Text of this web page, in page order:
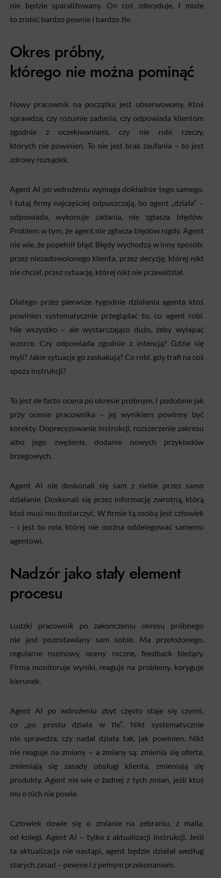
nie będzie sparaliżowany. On coś zdecyduje. I może
to zrobić bardzo pewnie i bardzo źle.
Okres próbny,
którego nie można pominąć
Nowy pracownik na początku jest obserwowany. Ktoś
sprawdza, czy rozumie zadania, czy odpowiada klientom
zgodnie z oczekiwaniami, czy nie robi rzeczy,
których nie powinien. To nie jest brak zaufania – to jest
zdrowy rozsądek.
Agent AI po wdrożeniu wymaga dokładnie tego samego.
I tutaj firmy najczęściej odpuszczają, bo agent „działa” –
odpowiada, wykonuje zadania, nie zgłasza błędów.
Problem w tym, że agent nie zgłasza błędów nigdy. Agent
nie wie, że popełnił błąd. Błędy wychodzą w inny sposób:
przez niezadowolonego klienta, przez decyzję, której nikt
nie chciał, przez sytuację, której nikt nie przewidział.
Dlatego przez pierwsze tygodnie działania agenta ktoś
powinien systematycznie przeglądać to, co agent robi.
Nie wszystko – ale wystarczająco dużo, żeby wyłapać
wzorce. Czy odpowiada zgodnie z intencją? Gdzie się
myli? Jakie sytuacje go zaskakują? Co robi, gdy trafi na coś
spoza instrukcji?
To jest de facto ocena po okresie próbnym. I podobnie jak
przy ocenie pracownika – jej wynikiem powinny być
korekty. Doprecyzowanie instrukcji, rozszerzenie zakresu
albo jego zwężenie, dodanie nowych przykładów
brzegowych.
Agent AI nie doskonali się sam z siebie przez samo
działanie. Doskonali się przez informację zwrotną, którą
ktoś musi mu dostarczyć. W firmie tą osobą jest człowiek
– i jest to rola, której nie można oddelegować samemu
agentowi.
Nadzór jako stały element
procesu
Ludzki pracownik po zakończeniu okresu próbnego
nie jest pozostawiany sam sobie. Ma przełożonego,
regularne rozmowy, oceny roczne, feedback bieżący.
Firma monitoruje wyniki, reaguje na problemy, koryguje
kierunek.
Agent AI po wdrożeniu zbyt często staje się czymś,
co „po prostu działa w tle”. Nikt systematycznie
nie sprawdza, czy nadal działa tak, jak powinien. Nikt
nie reaguje na zmiany – a zmiany są: zmienia się oferta,
zmieniają się zasady obsługi klienta, zmieniają się
produkty. Agent nie wie o żadnej z tych zmian, jeśli ktoś
mu o nich nie powie.
Człowiek dowie się o zmianie na zebraniu, z maila,
od kolegi. Agent AI – tylko z aktualizacji instrukcji. Jeśli
ta aktualizacja nie nastąpi, agent będzie działał według
starych zasad – pewnie i z pełnym przekonaniem.